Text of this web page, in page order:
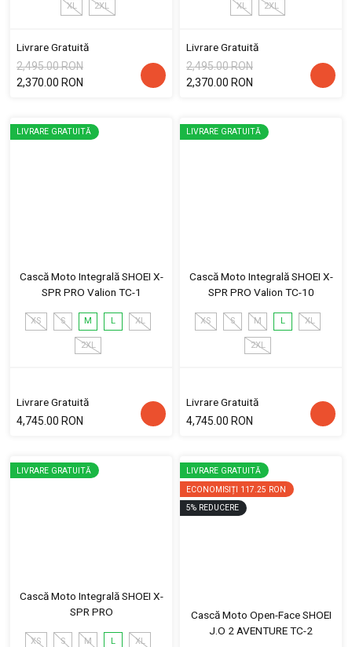
XL 2XL
Livrare Gratuită
2,495.00 RON
2,370.00 RON
XL 2XL
Livrare Gratuită
2,495.00 RON
2,370.00 RON
LIVRARE GRATUITĂ
Cască Moto Integrală SHOEI X-
SPR PRO Valion TC-1
XS S M L XL
2XL
Livrare Gratuită
4,745.00 RON
LIVRARE GRATUITĂ
Cască Moto Integrală SHOEI X-
SPR PRO Valion TC-10
XS S M L XL
2XL
Livrare Gratuită
4,745.00 RON
LIVRARE GRATUITĂ
Cască Moto Integrală SHOEI X-
SPR PRO
XS S M L XL
LIVRARE GRATUITĂ
ECONOMISIȚI 117.25 RON
5% REDUCERE
Cască Moto Open-Face SHOEI
J.O 2 AVENTURE TC-2